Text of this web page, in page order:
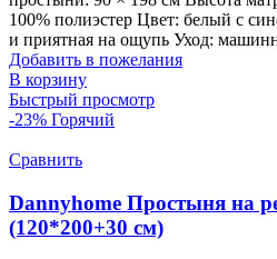
100% полиэстер Цвет: белый с
и приятная на ощупь Уход:
Добавить в пожелания
В корзину
Быстрый просмотр
-23% Горячий
Сравнить
Dannyhome Простыня на
(120*200+30 см)